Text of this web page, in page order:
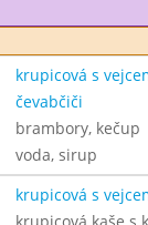
krupicová s
čevabčiči
brambory, kečup
voda, sirup
krupicová s